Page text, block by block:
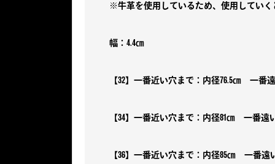
※牛革を使用しているため、使用してい
幅：4.4㎝
【32】一番近い穴まで：内径76.5㎝ 一番
【34】一番近い穴まで：内径81㎝ 一番遠
【36】一番近い穴まで：内径85㎝ 一番遠